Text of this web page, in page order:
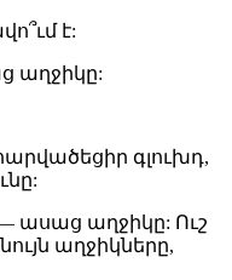
է:
աղջիկը:
գլուխդ,
— ասաց աղջիկը: Ուշ
աղջիկները,